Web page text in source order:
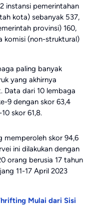
instansi pemerintahan
kota) sebanyak 537,
provinsi) 160,
komisi (non-struktural)
paling banyak
yang akhirnya
Data dari 10 lembaga
9 dengan skor 63,4
skor 61,8.
memperoleh skor 94,6
ini dilakukan dengan
orang berusia 17 tahun
11-17 April 2023
Mulai dari Sisi